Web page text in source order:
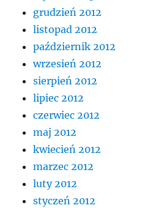
grudzień 2012
listopad 2012
październik 2012
wrzesień 2012
sierpień 2012
lipiec 2012
czerwiec 2012
maj 2012
kwiecień 2012
marzec 2012
luty 2012
styczeń 2012